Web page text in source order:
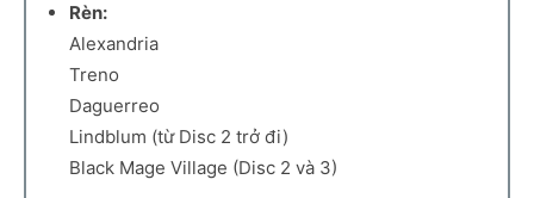
Rèn:
Alexandria
Treno
Daguerreo
Lindblum (từ Disc 2 trở đi)
Black Mage Village (Disc 2 và 3)